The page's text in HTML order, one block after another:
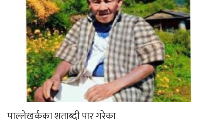
पाल्लेखर्कका शताब्दी पार गरेका